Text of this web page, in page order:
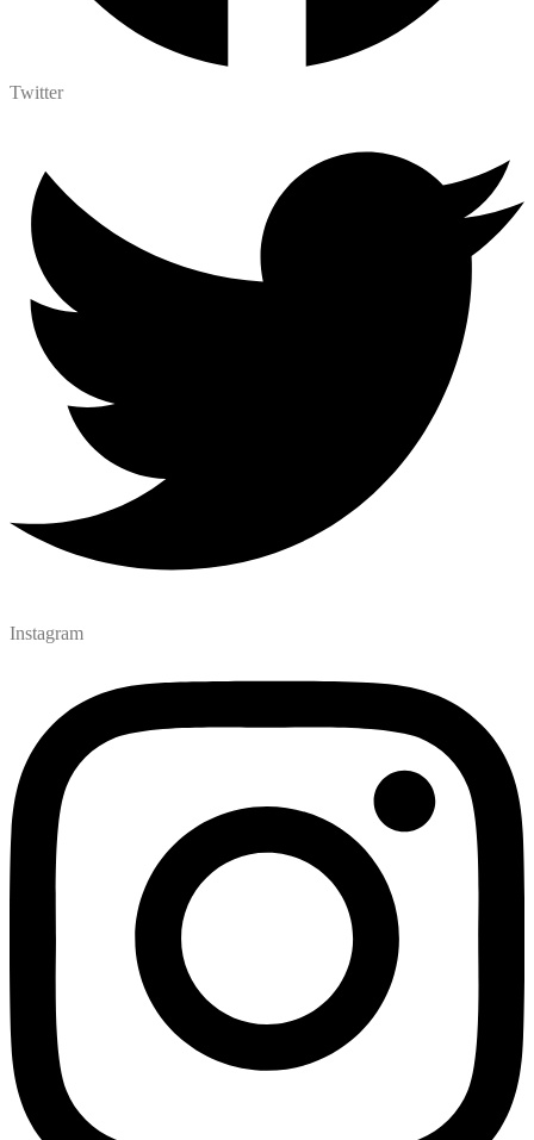
Twitter
Instagram